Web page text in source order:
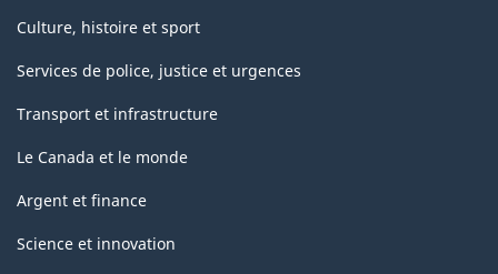
Culture, histoire et sport
Services de police, justice et urgences
Transport et infrastructure
Le Canada et le monde
Argent et finance
Science et innovation